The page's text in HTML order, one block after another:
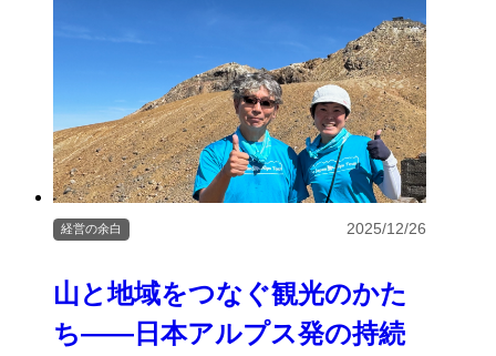
山と地域をつなぐ観光のかた
ち――日本アルプス発の持続
経営の余白 2025/12/26